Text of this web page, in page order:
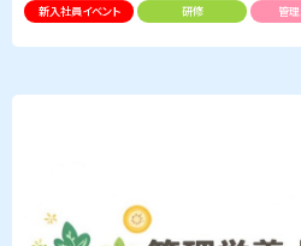
新入社員イベント 研修 管